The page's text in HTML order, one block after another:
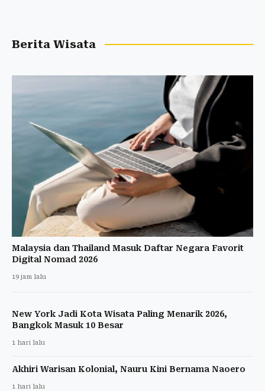
Berita Wisata
Malaysia dan Thailand Masuk Daftar Negara Favorit
Digital Nomad 2026
19 jam lalu
New York Jadi Kota Wisata Paling Menarik 2026,
Bangkok Masuk 10 Besar
1 hari lalu
Akhiri Warisan Kolonial, Nauru Kini Bernama Naoero
1 hari lalu